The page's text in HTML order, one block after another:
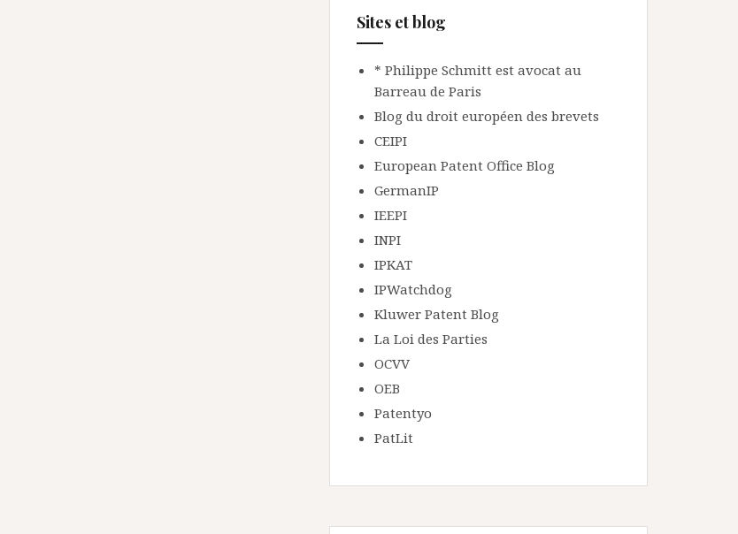
Sites et blog
* Philippe Schmitt est avocat au
Barreau de Paris
Blog du droit européen des brevets
CEIPI
European Patent Office Blog
GermanIP
IEEPI
INPI
IPKAT
IPWatchdog
Kluwer Patent Blog
La Loi des Parties
OCVV
OEB
Patentyo
PatLit